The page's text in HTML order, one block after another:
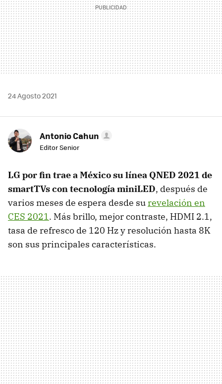
24 Agosto 2021
Antonio Cahun
Editor Senior
LG por fin trae a México su línea QNED 2021 de
smartTVs con tecnología miniLED, después de
varios meses de espera desde surevelación en
CES 2021. Más brillo, mejor contraste, HDMI 2.1,
tasa de refresco de 120 Hz y resolución hasta 8K
son sus principales características.